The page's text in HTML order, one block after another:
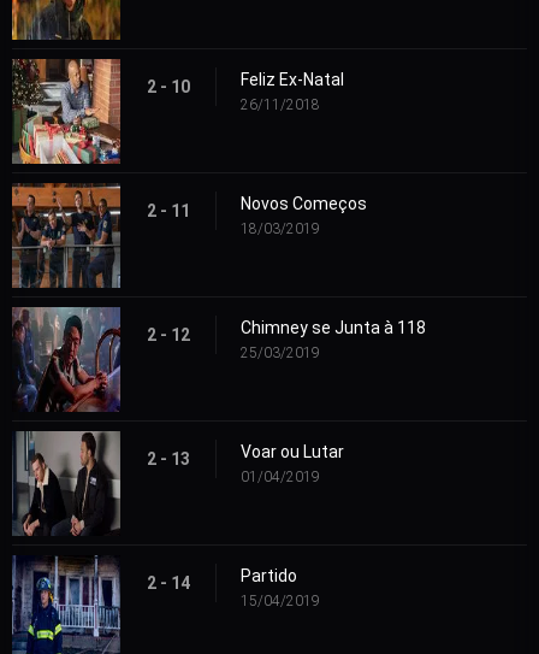
2 - 10 Feliz Ex-Natal
26/11/2018
2 - 11 Novos Começos
18/03/2019
2 - 12 Chimney se Junta à 118
25/03/2019
2 - 13 Voar ou Lutar
01/04/2019
2 - 14 Partido
15/04/2019